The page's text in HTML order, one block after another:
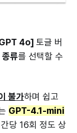
4o] 토글 버
류를 선택할 수
불가하며 쉽고
GPT-4.1-mini
당 16회 정도 상